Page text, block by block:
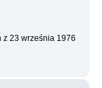
z 23 września 1976